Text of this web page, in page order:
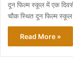
दून फिल्म स्कूल में एक
चौक स्थित दून फिल्म स्कूल
Read More »